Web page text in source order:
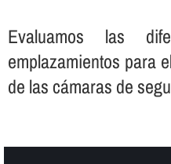
Evaluamos las
emplazamientos para
de las cámaras de